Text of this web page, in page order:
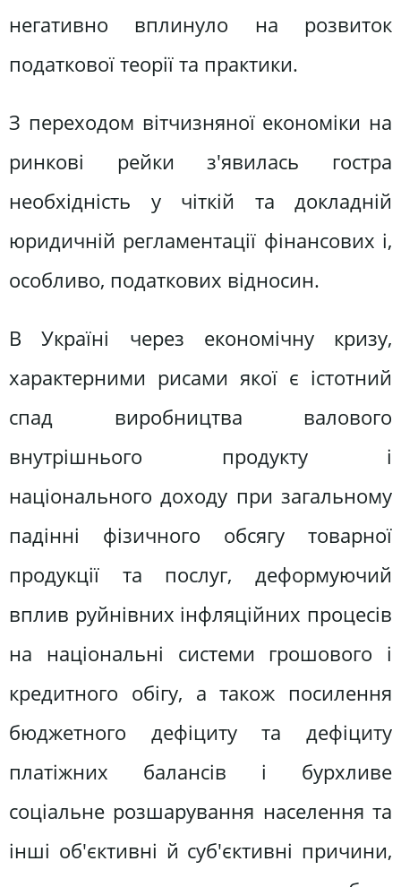
негативно вплинуло на розвиток
податкової теорії та практики.
З переходом вітчизняної економіки на
ринкові рейки з'явилась гостра
необхідність у чіткій та докладній
юридичній регламентації фінансових і,
особливо, податкових відносин.
В Україні через економічну кризу,
характерними рисами якої є істотний
спад виробництва валового
внутрішнього продукту і
національного доходу при загальному
падінні фізичного обсягу товарної
продукції та послуг, деформуючий
вплив руйнівних інфляційних процесів
на національні системи грошового і
кредитного обігу, а також посилення
бюджетного дефіциту та дефіциту
платіжних балансів і бурхливе
соціальне розшарування населення та
інші об'єктивні й суб'єктивні причини,